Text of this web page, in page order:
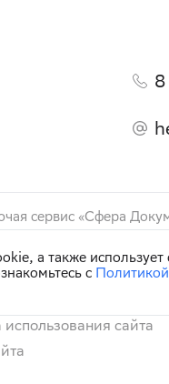
сервис «Сфера
сайта
а также использует
с Политикой